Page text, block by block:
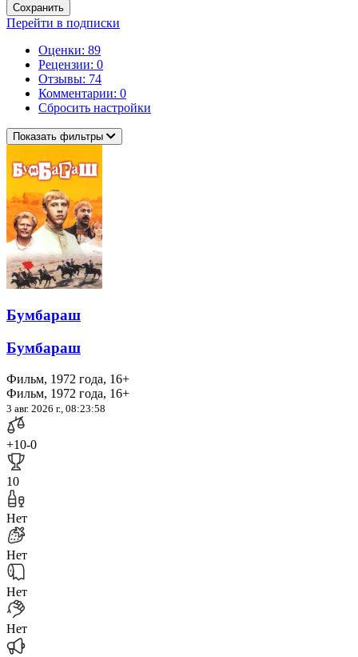
Сохранить
Перейти в подписки
Оценки: 89
Рецензии: 0
Отзывы: 74
Комментарии: 0
Сбросить настройки
Показать фильтры
Бумбараш
Бумбараш
Фильм, 1972 года, 16+
Фильм, 1972 года, 16+
3 авг. 2026 г., 08:23:58
+10-0
10
Нет
Нет
Нет
Нет